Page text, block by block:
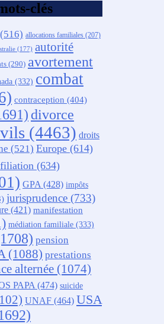
clés
(516) allocations familiales (207)
(177) autorité
(290) avortement
(332) combat
contraception (404)
divorce
(4463) droits
(521) Europe (614)
filiation (634)
GPA (428) impôts
jurisprudence (733)
(421) manifestation
médiation familiale (333)
pension
(1088) prestations
alternée (1074)
PAPA(474) suicide
UNAF (464) USA